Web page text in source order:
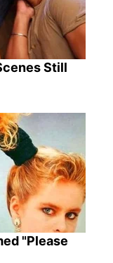
Still
"Please